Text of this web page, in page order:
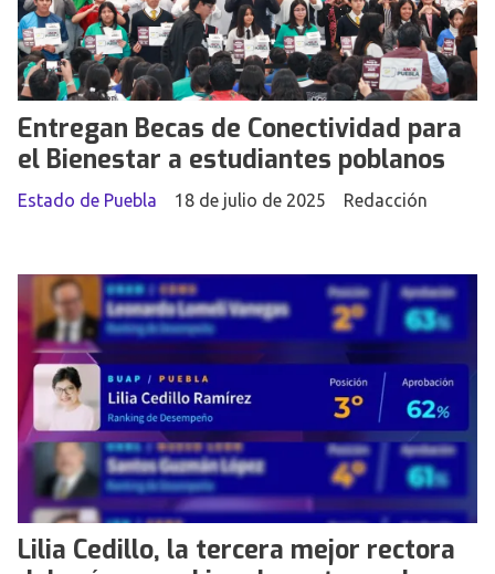
Entregan Becas de Conectividad para
el Bienestar a estudiantes poblanos
Redacción
Estado de Puebla 18 de julio de 2025
Lilia Cedillo, la tercera mejor rectora